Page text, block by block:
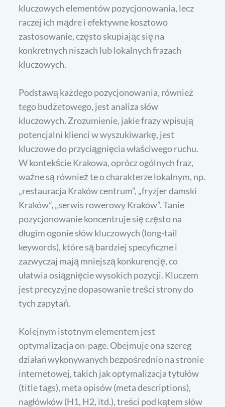
kluczowych elementów pozycjonowania, lecz
raczej ich mądre i efektywne kosztowo
zastosowanie, często skupiając się na
konkretnych niszach lub lokalnych frazach
kluczowych.
Podstawą każdego pozycjonowania, również
tego budżetowego, jest analiza słów
kluczowych. Zrozumienie, jakie frazy wpisują
potencjalni klienci w wyszukiwarkę, jest
kluczowe do przyciągnięcia właściwego ruchu.
W kontekście Krakowa, oprócz ogólnych fraz,
ważne są również te o charakterze lokalnym, np.
„restauracja Kraków centrum”, „fryzjer damski
Kraków”, „serwis rowerowy Kraków”. Tanie
pozycjonowanie koncentruje się często na
długim ogonie słów kluczowych (long-tail
keywords), które są bardziej specyficzne i
zazwyczaj mają mniejszą konkurencję, co
ułatwia osiągnięcie wysokich pozycji. Kluczem
jest precyzyjne dopasowanie treści strony do
tych zapytań.
Kolejnym istotnym elementem jest
optymalizacja on-page. Obejmuje ona szereg
działań wykonywanych bezpośrednio na stronie
internetowej, takich jak optymalizacja tytułów
(title tags), meta opisów (meta descriptions),
nagłówków (H1, H2, itd.), treści pod kątem słów